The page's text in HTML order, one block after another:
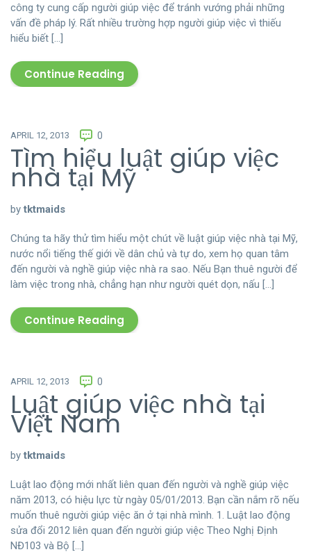
công ty cung cấp người giúp việc để tránh vướng phải những
vấn đề pháp lý. Rất nhiều trường hợp người giúp việc vì thiếu
hiểu biết […]
Continue Reading
APRIL 12, 2013 0
Tìm hiểu luật giúp việc
nhà tại Mỹ
by tktmaids
Chúng ta hãy thử tìm hiểu một chút về luật giúp việc nhà tại Mỹ,
nước nổi tiếng thế giới về dân chủ và tự do, xem họ quan tâm
đến người và nghề giúp việc nhà ra sao. Nếu Bạn thuê người để
làm việc trong nhà, chẳng hạn như người quét dọn, nấu […]
Continue Reading
APRIL 12, 2013 0
Luật giúp việc nhà tại
Việt Nam
by tktmaids
Luật lao động mới nhất liên quan đến người và nghề giúp việc
năm 2013, có hiệu lực từ ngày 05/01/2013. Bạn cần nắm rõ nếu
muốn thuê người giúp việc ăn ở tại nhà mình. 1. Luật lao động
sửa đổi 2012 liên quan đến người giúp việc Theo Nghị Định
NĐ103 và Bộ […]